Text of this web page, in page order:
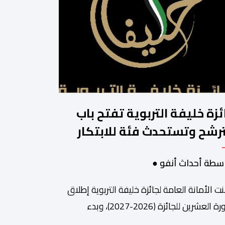
خليفة التربوية تفتح باب
وتستحدث فئة للابتكار
الاصطناعي
أحداث أنفو ●
الأمانة العامة لجائزة خليفة التربوية إطلاق
الدورة العشرين للجائزة (2026-2027)، وبدء